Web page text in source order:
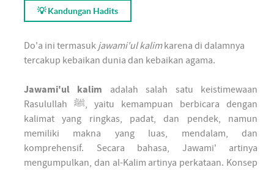
💡 Kandungan Hadits
Do'a ini termasuk jawami'ul kalimkarena di dalamnya
tercakup kebaikan dunia dan kebaikan agama.
Jawami'ul kalim adalah salah satu keistimewaan
Rasulullah ﷺ, yaitu kemampuan berbicara dengan
kalimat yang ringkas, padat, dan pendek, namun
memiliki makna yang luas, mendalam, dan
komprehensif. Secara bahasa, Jawami' artinya
mengumpulkan, dan al-Kalim artinya perkataan. Konsep